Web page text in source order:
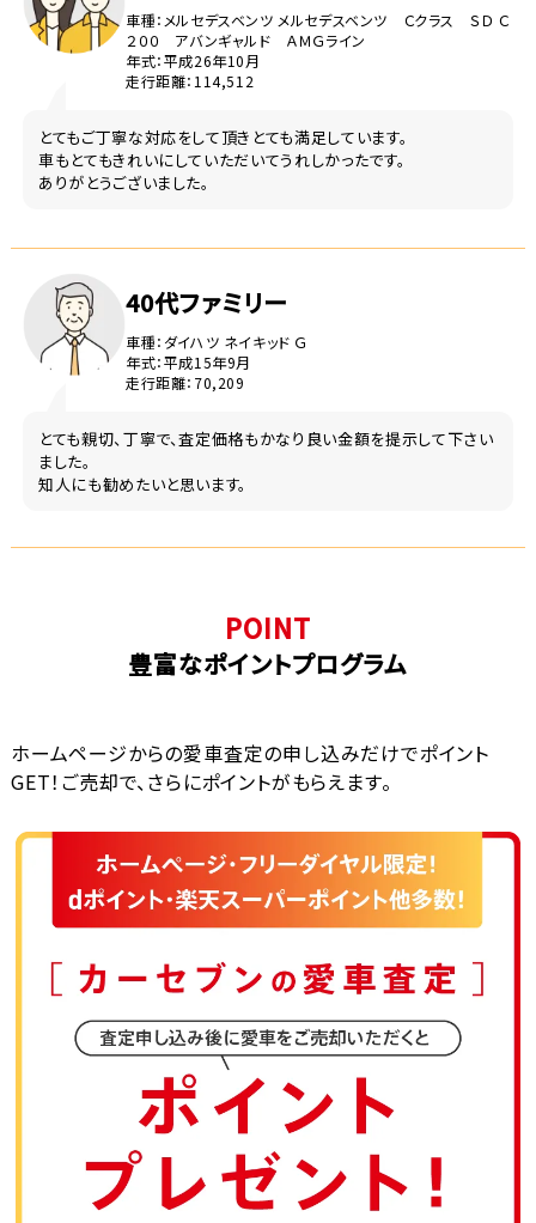
車種：メルセデスベンツ メルセデスベンツ Ｃクラス ＳＤ Ｃ
２００ アバンギャルド ＡＭＧライン
年式：平成26年10月
走行距離：114,512
とてもご丁寧な対応をして頂きとても満足しています。
車もとてもきれいにしていただいてうれしかったです。
ありがとうございました。
40代ファミリー
車種：ダイハツ ネイキッド Ｇ
年式：平成15年9月
走行距離：70,209
とても親切、丁寧で、査定価格もかなり良い金額を提示して下さい
ました。
知人にも勧めたいと思います。
POINT
豊富なポイントプログラム
ホームページからの愛車査定の申し込みだけでポイント
GET！ご売却で、さらにポイントがもらえます。